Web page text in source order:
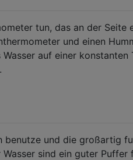
tun, das an der Seite
und einen
auf einer
benutze und die großartig
sind ein guter Puffer